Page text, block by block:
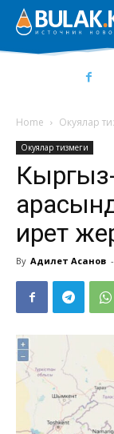
Home Окуялар
Окуялар тизмеги
ирет
By Адилет Асанов -